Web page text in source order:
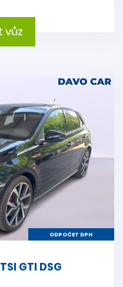
vůz
ODPOČET DPH
GTI DSG